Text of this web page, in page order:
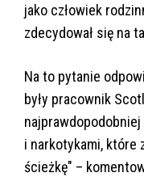
jako człowiek
zdecydował się na
Na to pytanie
były pracownik
i narkotykami, które
ścieżkę" –